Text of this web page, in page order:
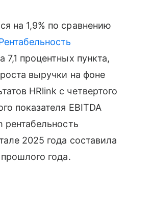
на 1,9% по сравнению
7,1 процентных пункта,
выручки на фоне
HRlink с четвертого
показателя EBITDA
рентабельность
2025 года составила
года.